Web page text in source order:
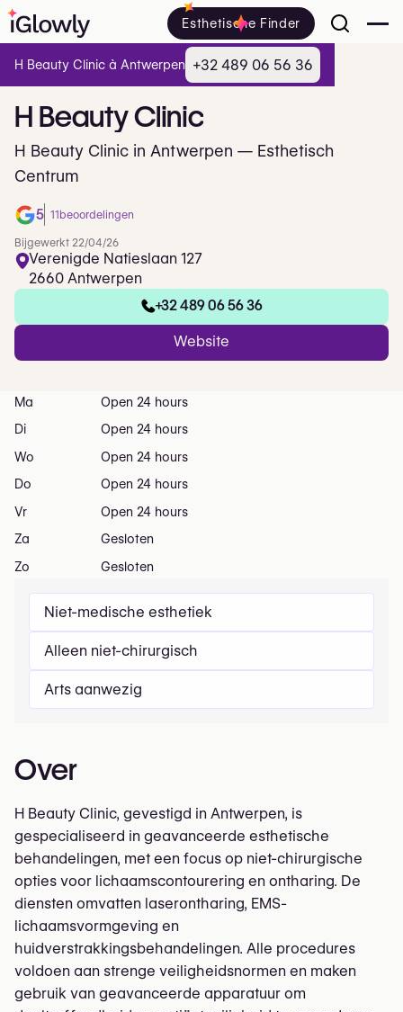
Esthetische Finder
H BeautyClinic
H Beauty Clinic in Antwerpen — Esthetisch
Centrum
5 11beoordelingen
Bijgewerkt 22/04/26
Verenigde Natieslaan 127
2660 Antwerpen
+32 489 06 56 36
Website
Niet-medische esthetiek
Alleen niet-chirurgisch
Arts aanwezig
Over
H Beauty Clinic, gevestigd in Antwerpen, is
gespecialiseerd in geavanceerde esthetische
behandelingen, met een focus op niet-chirurgische
opties voor lichaamscontourering en ontharing. De
diensten omvatten laserontharing, EMS-
lichaamsvormgeving en
huidverstrakkingsbehandelingen. Alle procedures
voldoen aan strenge veiligheidsnormen en maken
gebruik van geavanceerde apparatuur om
Ma
Open 24 hours
Di
Open 24 hours
Wo
Open 24 hours
Do
Open 24 hours
Vr
Open 24 hours
Za
Gesloten
Zo
Gesloten
H Beauty Clinic à Antwerpen +32 489 06 56 36